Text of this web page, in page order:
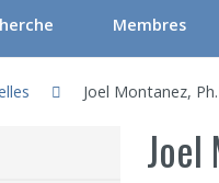
et unités thématiques
/ Groupes de
Membres
Chercheurs
Chercheurs
Joel Montanez,
Joel